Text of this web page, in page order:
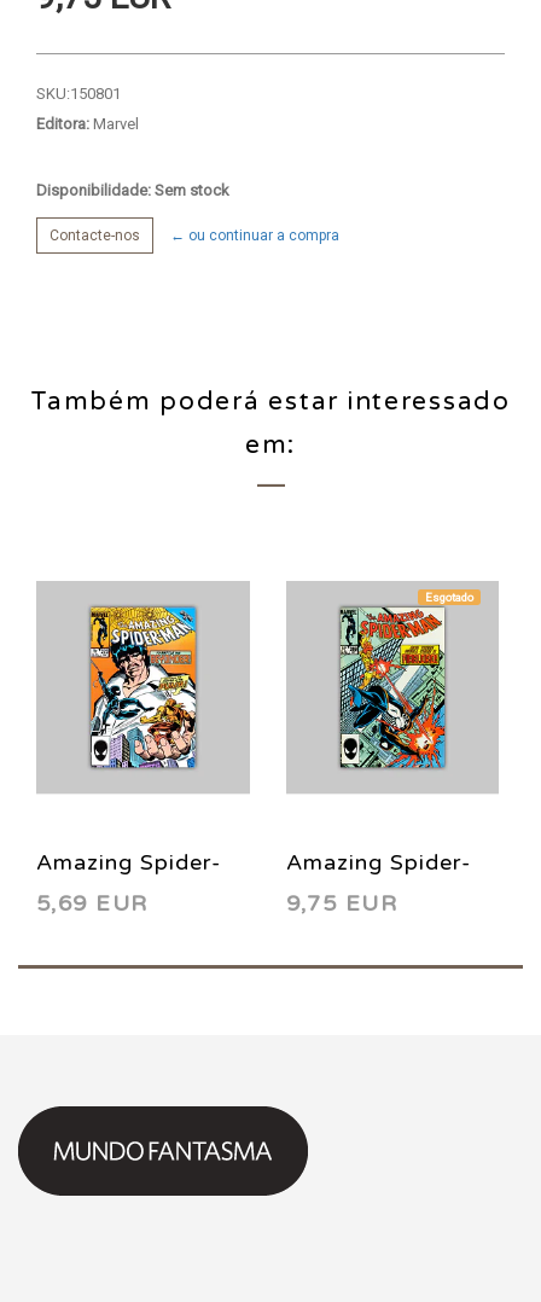
SKU:150801
Editora: Marvel
Disponibilidade: Sem stock
Contacte-nos ← ou continuar a compra
Também poderá estar interessado
em:
Amazing Spider-
Man 273 1986
5,69 EUR
Esgotado
Amazing Spider-
Man 269 1985
9,75 EUR